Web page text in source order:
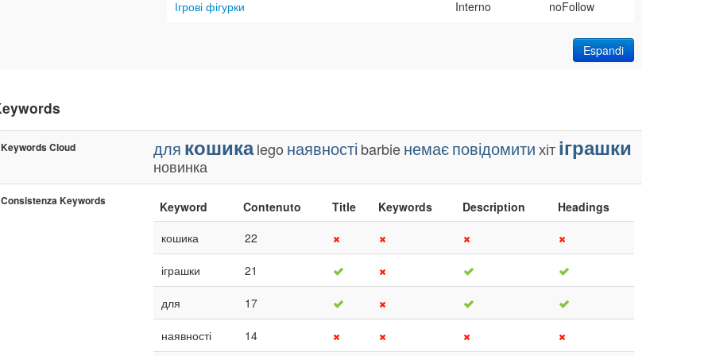
Ігрові фігурки Interno noFollow
Espandi
Keywords Cloud для кошикаlego наявності barbieнемаєповідомитихітіграшки
новинка
Consistenza Keywords Keyword Contenuto Title Keywords Description
Headings
кошика
22
іграшки 21
для 17
наявності 14